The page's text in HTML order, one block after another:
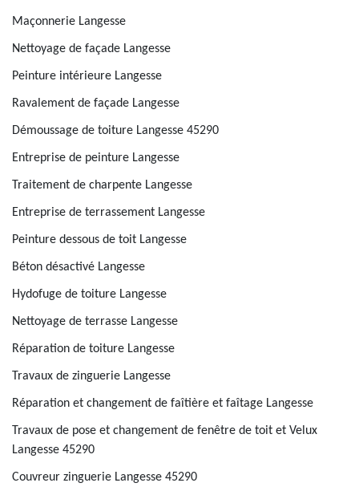
Maçonnerie Langesse
Nettoyage de façade Langesse
Peinture intérieure Langesse
Ravalement de façade Langesse
Démoussage de toiture Langesse 45290
Entreprise de peinture Langesse
Traitement de charpente Langesse
Entreprise de terrassement Langesse
Peinture dessous de toit Langesse
Béton désactivé Langesse
Hydofuge de toiture Langesse
Nettoyage de terrasse Langesse
Réparation de toiture Langesse
Travaux de zinguerie Langesse
Réparation et changement de faîtière et faîtage Langesse
Travaux de pose et changement de fenêtre de toit et Velux
Langesse 45290
Couvreur zinguerie Langesse 45290